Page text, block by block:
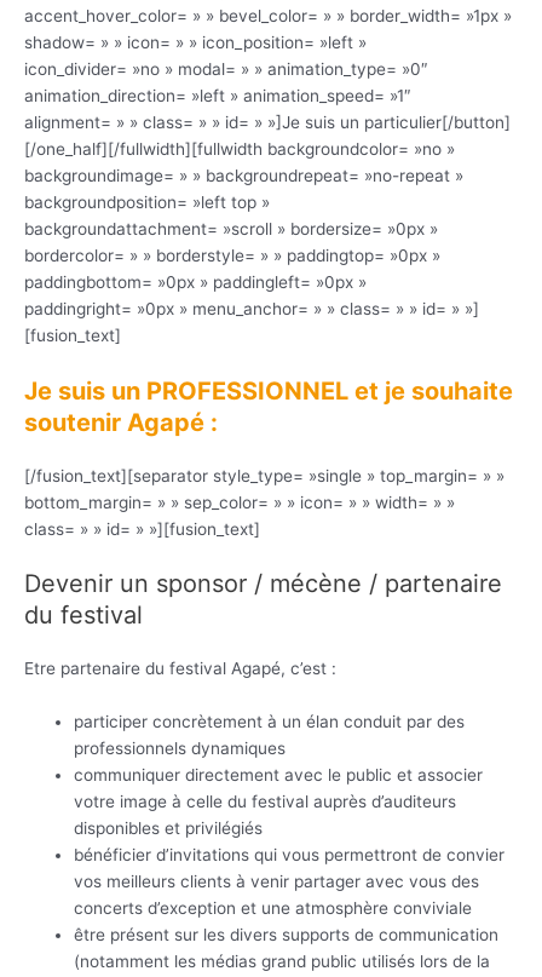
accent_hover_color= » » bevel_color= » » border_width= »1px »
shadow= » » icon= » » icon_position= »left »
icon_divider= »no » modal= » » animation_type= »0″
animation_direction= »left » animation_speed= »1″
alignment= » » class= » » id= » »]Je suis un particulier[/button]
[/one_half][/fullwidth][fullwidth backgroundcolor= »no »
backgroundimage= » » backgroundrepeat= »no-repeat »
backgroundposition= »left top »
backgroundattachment= »scroll » bordersize= »0px »
bordercolor= » » borderstyle= » » paddingtop= »0px »
paddingbottom= »0px » paddingleft= »0px »
paddingright= »0px » menu_anchor= » » class= » » id= » »]
[fusion_text]
Je suis un PROFESSIONNEL et je souhaite
soutenir Agapé :
[/fusion_text][separator style_type= »single » top_margin= » »
bottom_margin= » » sep_color= » » icon= » » width= » »
class= » » id= » »][fusion_text]
Devenir un sponsor / mécène / partenaire
du festival
Etre partenaire du festival Agapé, c’est :
participer concrètement à un élan conduit par des
professionnels dynamiques
communiquer directement avec le public et associer
votre image à celle du festival auprès d’auditeurs
disponibles et privilégiés
bénéficier d’invitations qui vous permettront de convier
vos meilleurs clients à venir partager avec vous des
concerts d’exception et une atmosphère conviviale
être présent sur les divers supports de communication
(notamment les médias grand public utilisés lors de la